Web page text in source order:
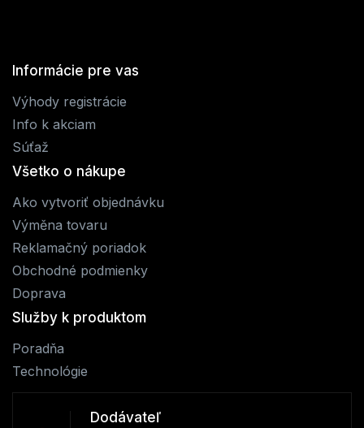
Informácie pre vas
Výhody registrácie
Info k akciam
Súťaž
Všetko o nákupe
Ako vytvoriť objednávku
Výměna tovaru
Reklamačný poriadok
Obchodné podmienky
Doprava
Služby k produktom
Poradňa
Technológie
Dodávateľ